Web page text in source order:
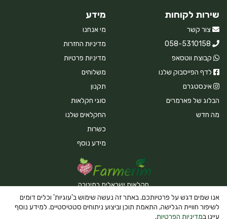
שירות לקוחות
צור קשר
058-5310158
קבוצת ווטסאפ
לדף הפייסבוק שלנו
אינסטגרם
הבלוג של פארמרים
מה חדש
מידע
מי אנחנו
מדיניות החזרות
מדיניות פרטיות
משלוחים
תקנון
סוגי חקלאות
החקלאים שלנו
כשרות
מידע נוסף
חקלאות ישראלית במיטבה
אנו שמים דגש על פרטיותכם. באתר זה נעשה שימוש ב'עוגיות' וכלים דומים
לשיפור חוויית הגלישה, התאמת תוכן וביצוע ניתוחים סטטיסטיים. למידע נוסף
עיינו במדיניות הפרטיות.